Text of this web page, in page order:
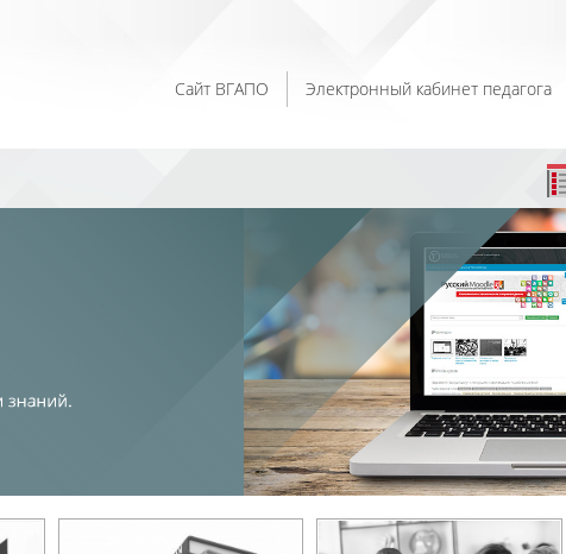
Сайт ВГАПО Электронный кабинет педагога